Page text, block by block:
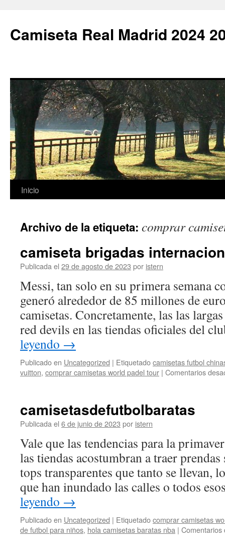
Camiseta Real Madrid 2024
Saltar
contenido
Inicio
Archivo de la etiqueta: comprar
camiseta brigadas
Publicada el 29 de agosto de 2023 por istern
Messi, tan solo en su primera semana
generó alrededor de 85 millones de
camisetas. Concretamente, las las
red devils en las tiendas oficiales del
leyendo →
Publicado en Uncategorized | Etiquetadocamisetas futbol
vuitton, comprar camisetas world padel tour | Comentarios
camisetasdefutbolbaratas
Publicada el 6 de junio de 2023 por istern
Vale que las tendencias para la
las tiendas acostumbran a traer
tops transparentes que tanto se llevan,
que han inundado las calles o todos
leyendo →
Publicado en Uncategorized | Etiquetadocomprar camisetas
de futbol para niños, hola camisetas baratas nba | Comentarios